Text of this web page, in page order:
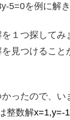
5=0を例に解
１つ探して
見つけること
ったので、い
整数解x=1,y=-